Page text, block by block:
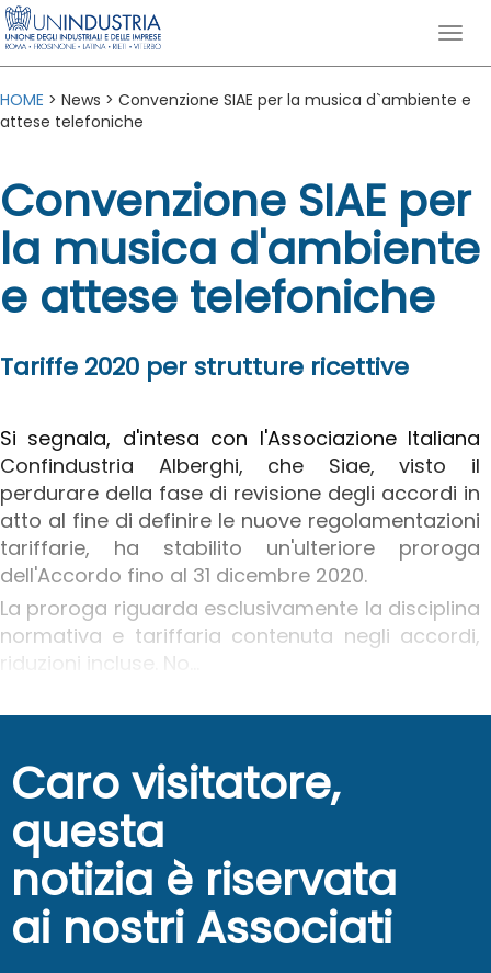
HOME > News > Convenzione SIAE per la musica d`ambiente e
attese telefoniche
Convenzione SIAE per
la musica d'ambiente
e attese telefoniche
Tariffe 2020 per strutture ricettive
Si segnala, d'intesa con l'Associazione Italiana
Confindustria Alberghi, che Siae, visto il
perdurare della fase di revisione degli accordi in
atto al fine di definire le nuove regolamentazioni
tariffarie, ha stabilito un'ulteriore proroga
dell'Accordo fino al 31 dicembre 2020.
La proroga riguarda esclusivamente la disciplina
normativa e tariffaria contenuta negli accordi,
riduzioni incluse. No...
Caro visitatore,
questa
notizia è riservata
ai nostri Associati